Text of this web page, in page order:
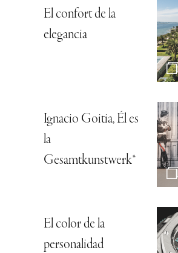
El confort de la
elegancia
Ignacio Goitia, Él es
la
Gesamtkunstwerk*
El color de la
personalidad